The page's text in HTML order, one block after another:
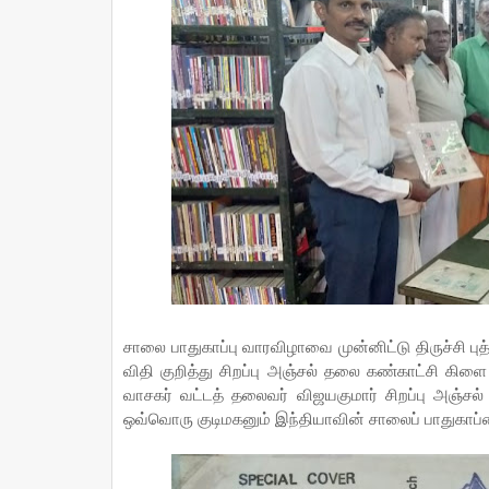
சாலை பாதுகாப்பு வாரவிழாவை முன்னிட்டு
விதி குறித்து சிறப்பு அஞ்சல் தலை கண்காட்சி
வாசகர் வட்டத் தலைவர் விஜயகுமார் சிறப்பு
ஒவ்வொரு குடிமகனும் இந்தியாவின் சாலைப்